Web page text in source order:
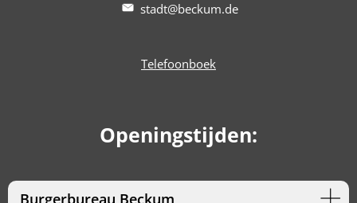
stadt@beckum.de
Telefoonboek
Openingstijden: